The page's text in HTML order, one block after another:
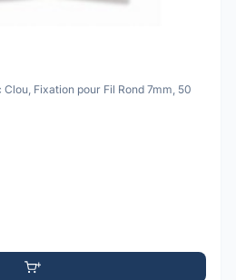
Fixation pour Fil Rond 7mm, 50